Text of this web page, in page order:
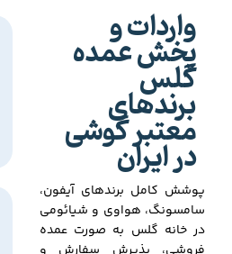
واردات و
پخش عمده
گلس
برندهای
معتبر گوشی
در ایران
پوشش کامل برندهای آیفون،
سامسونگ، هواوی و شیائومی
در خانه گلس به صورت عمده